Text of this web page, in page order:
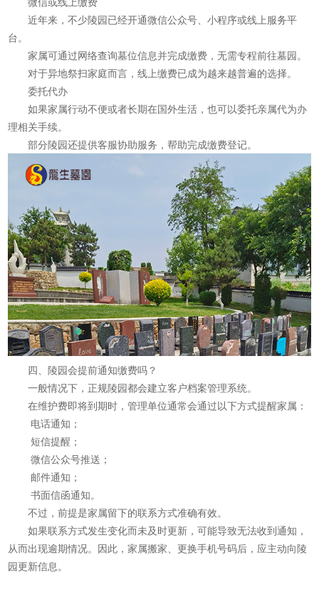
近年来，不少陵园已经开通微信公众号、小程序或线上服务平
台。
家属可通过网络查询墓位信息并完成缴费，无需专程前往墓园。
对于异地祭扫家庭而言，线上缴费已成为越来越普遍的选择。
委托代办
如果家属行动不便或者长期在国外生活，也可以委托亲属代为办
理相关手续。
部分陵园还提供客服协助服务，帮助完成缴费登记。
四、陵园会提前通知缴费吗？
一般情况下，正规陵园都会建立客户档案管理系统。
在维护费即将到期时，管理单位通常会通过以下方式提醒家属：
电话通知；
短信提醒；
微信公众号推送；
邮件通知；
书面信函通知。
不过，前提是家属留下的联系方式准确有效。
如果联系方式发生变化而未及时更新，可能导致无法收到通知，
从而出现逾期情况。因此，家属搬家、更换手机号码后，应主动向陵
园更新信息。